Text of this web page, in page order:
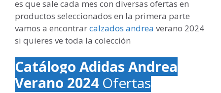
es que sale cada mes con diversas ofertas en
productos seleccionados en la primera parte
vamos a encontrarcalzados andrea verano 2024
si quieres ve toda la colección
Catálogo Adidas Andrea
Verano 2024 Ofertas